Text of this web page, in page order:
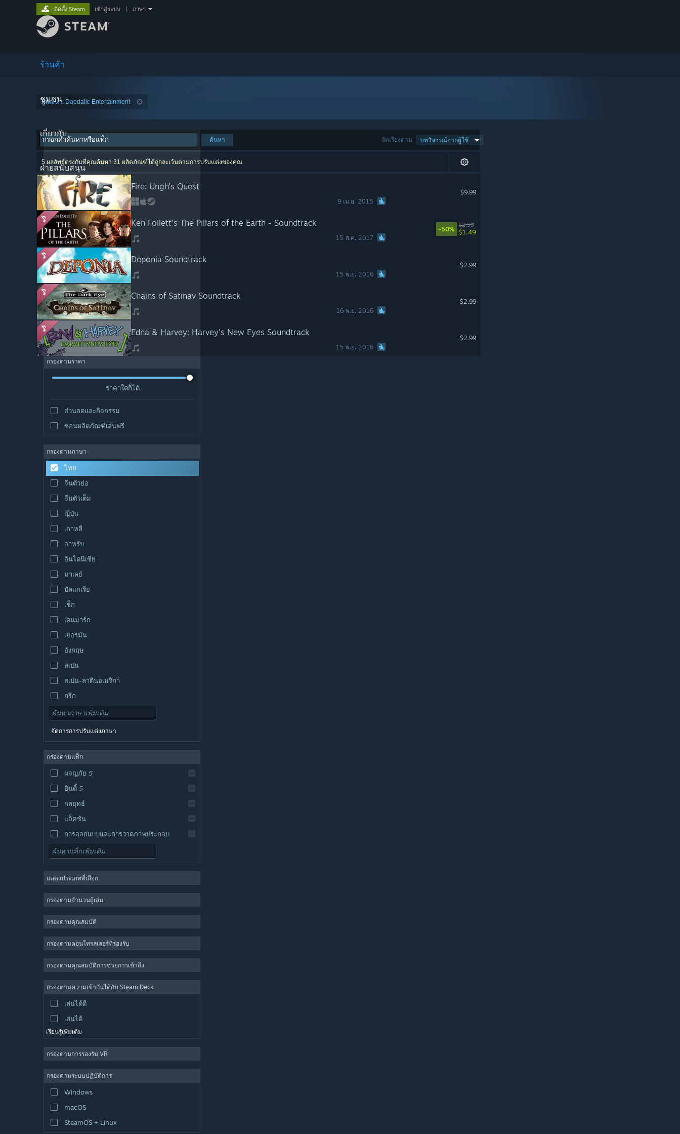
ร้านค้า
ชุมชน
เกี่ยวกับ
ฝ่ายสนับสนุน
ติดตั้ง Steam เข้าสู่ระบบ ภาษา
ผู้พัฒนา: Daedalic Entertainment
จัดเรียงตาม บทวิจารณ์จากผู้ใช้
ค้นหา
5 ผลลัพธ์ตรงกับที่คุณค้นหา 31 ผลิตภัณฑ์ได้ถูกละเว้นตามการปรับแต่งของคุณ
Fire: Ungh’s Quest
9 เม.ย. 2015
$9.99
Ken Follett's The Pillars of the Earth - Soundtrack
15 ส.ค. 2017
-50%
$2.99
$1.49
Deponia Soundtrack
15 พ.ย. 2016
$2.99
Chains of Satinav Soundtrack
16 พ.ย. 2016
$2.99
Edna & Harvey: Harvey's New Eyes Soundtrack
15 พ.ย. 2016
$2.99
กรองตามราคา
ราคาใดก็ได้
ส่วนลดและกิจกรรม
ซ่อนผลิตภัณฑ์เล่นฟรี
กรองตามภาษา
ไทย
จีนตัวย่อ
จีนตัวเต็ม
ญี่ปุ่น
เกาหลี
อาหรับ
อินโดนีเซีย
มาเลย์
บัลแกเรีย
เช็ก
เดนมาร์ก
เยอรมัน
อังกฤษ
สเปน
สเปน-ลาตินอเมริกา
กรีก
จัดการการปรับแต่งภาษา
กรองตามแท็ก
ผจญภัย 5
อินดี้ 5
กลยุทธ์
แอ็คชัน
การออกแบบและการวาดภาพประกอบ
ยูทิลิตี้
เกมสวมบทบาท
แคชชวล
จำลองสถานการณ์
กีฬา
การผลิตวิดีโอ
การแก้ไขรูปภาพ
แสดงประเภทที่เลือก
กรองตามจำนวนผู้เล่น
กรองตามคุณสมบัติ
กรองตามคอนโทรลเลอร์ที่รองรับ
กรองตามคุณสมบัติการช่วยการเข้าถึง
กรองตามความเข้ากันได้กับ Steam Deck
เล่นได้ดี
เล่นได้
เรียนรู้เพิ่มเติม
กรองตามการรองรับ VR
กรองตามระบบปฏิบัติการ
Windows
macOS
SteamOS + Linux